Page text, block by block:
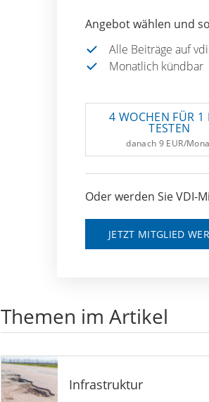
Angebot wählen und
Alle Beiträge auf
Monatlich kündbar
4 WOCHEN FÜR 1
TESTEN
danach 9 EUR/
Oder werden Sie VDI-
JETZT MITGLIED
Themen im Artikel
Infrastruktur